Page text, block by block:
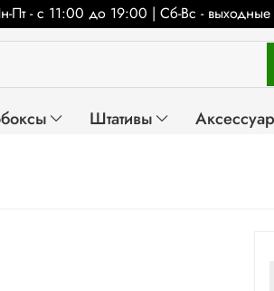
Пт - с 11:00 до 19:00 | Сб-Вс -
Штативы